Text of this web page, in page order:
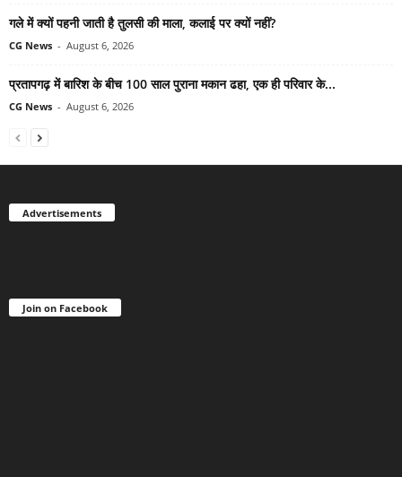
गले में क्यों पहनी जाती है तुलसी की माला, कलाई पर क्यों नहीं?
CG News - August 6, 2026
प्रतापगढ़ में बारिश के बीच 100 साल पुराना मकान ढहा, एक ही परिवार के...
CG News - August 6, 2026
Advertisements
Join on Facebook